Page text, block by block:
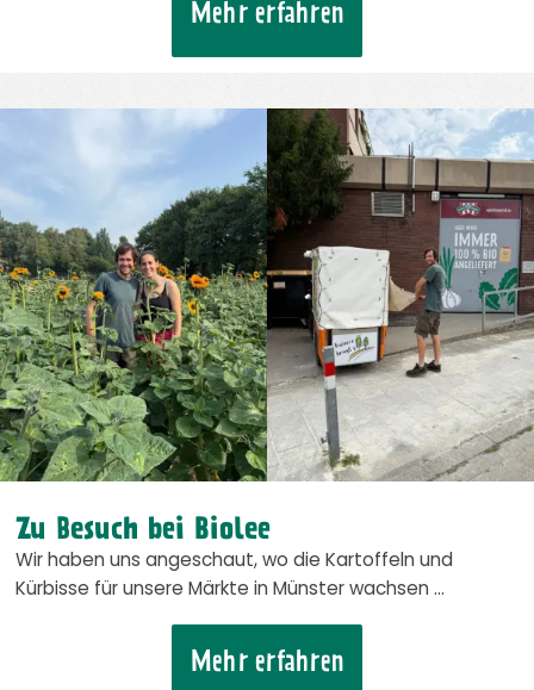
Mehr erfahren
Zu Besuch bei Biolee
Wir haben uns angeschaut, wo die Kartoffeln und
Kürbisse für unsere Märkte in Münster wachsen …
Mehr erfahren